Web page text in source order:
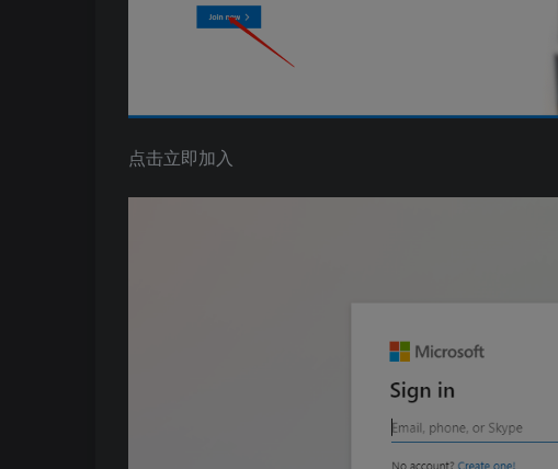
点击立即加入